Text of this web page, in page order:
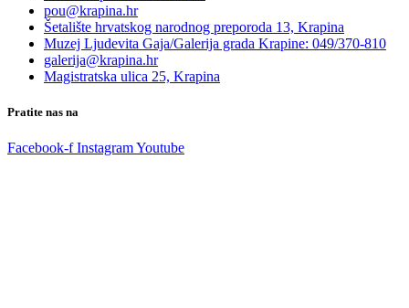
pou@krapina.hr
Šetalište hrvatskog narodnog preporoda 13, Krapina
Muzej Ljudevita Gaja/Galerija grada Krapine: 049/370-810
galerija@krapina.hr
Magistratska ulica 25, Krapina
Pratite nas na
Facebook-f InstagramYoutube